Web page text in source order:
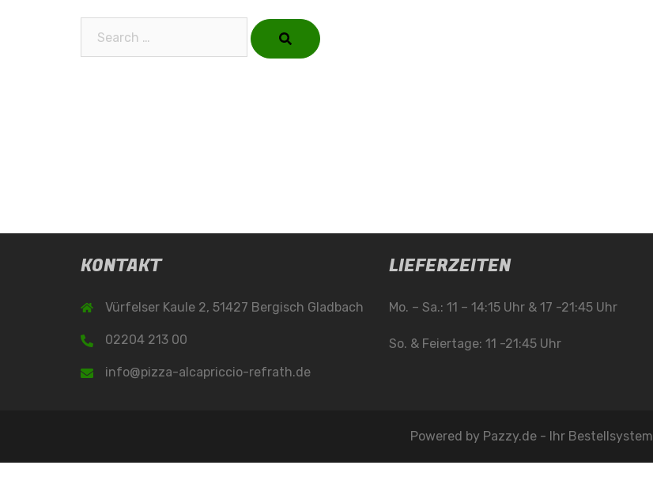
KONTAKT
Vürfelser Kaule 2, 51427 Bergisch Gladbach
02204 213 00
info@pizza-alcapriccio-refrath.de
LIEFERZEITEN
Mo. – Sa.: 11 – 14:15 Uhr & 17 -21:45 Uhr
So. & Feiertage: 11 -21:45 Uhr
Powered by Pazzy.de - Ihr Bestellsystem